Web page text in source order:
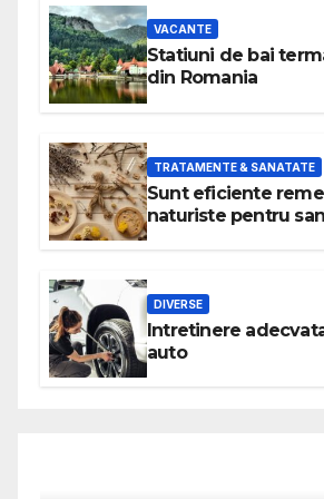
VACANTE
Statiuni de bai
din Romania
TRATAMENTE & SANATATE
Sunt eficiente
naturiste pentru
DIVERSE
Intretinere
auto